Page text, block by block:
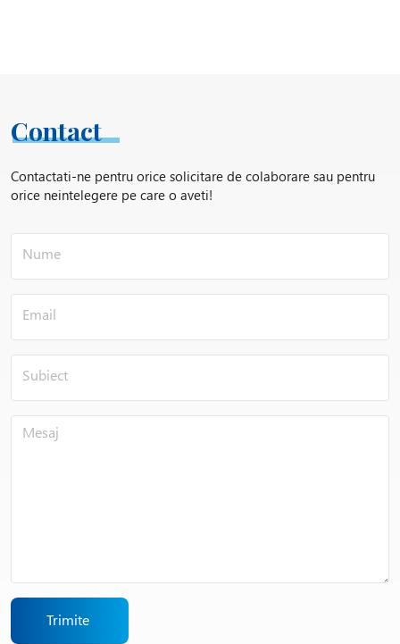
Contact
Contactati-ne pentru orice solicitare de colaborare sau pentru
orice neintelegere pe care o aveti!
Trimite